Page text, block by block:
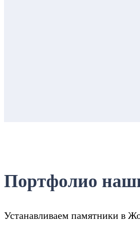
Портфолио
Устанавливаем памятники в